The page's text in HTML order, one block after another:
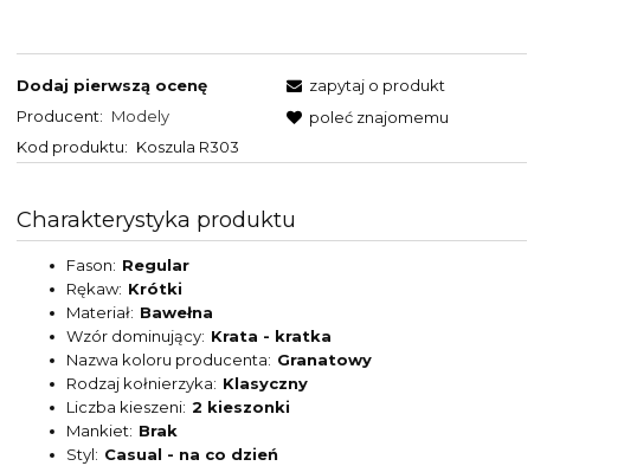
Dodaj pierwszą ocenę
Producent: Modely
Kod produktu: Koszula R303
zapytaj o produkt
poleć znajomemu
Charakterystyka produktu
Fason
Regular
Rękaw Krótki
Materiał Bawełna
Wzór dominujący Krata - kratka
Nazwa koloru producenta
Granatowy
Rodzaj kołnierzyka
Klasyczny
Liczba kieszeni 2 kieszonki
Mankiet
Brak
Styl
Casual - na co dzień